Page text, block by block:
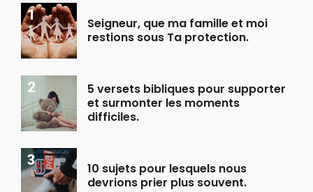
Seigneur, que ma famille et moi
restions sous Ta protection.
5 versets bibliques pour supporter
et surmonter les moments
difficiles.
10 sujets pour lesquels nous
devrions prier plus souvent.